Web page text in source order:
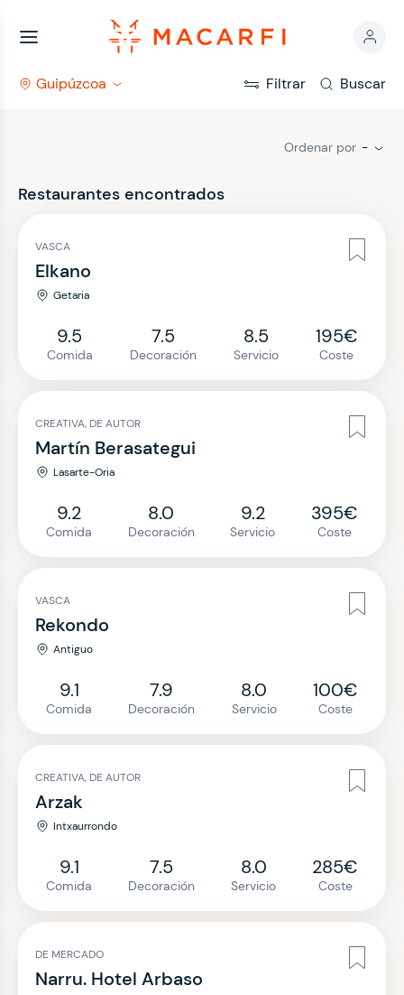
Guipúzcoa Filtrar Buscar
Ordenar por -
Restaurantes encontrados
VASCA
Elkano
Getaria
9.5
Comida
7.5
Decoración
8.5
Servicio
195€
Coste
CREATIVA, DE AUTOR
Martín Berasategui
Lasarte-Oria
9.2
Comida
8.0
Decoración
9.2
Servicio
395€
Coste
VASCA
Rekondo
Antiguo
9.1
Comida
7.9
Decoración
8.0
Servicio
100€
Coste
CREATIVA, DE AUTOR
Arzak
Intxaurrondo
9.1
Comida
7.5
Decoración
8.0
Servicio
285€
Coste
DE MERCADO
Narru. Hotel Arbaso